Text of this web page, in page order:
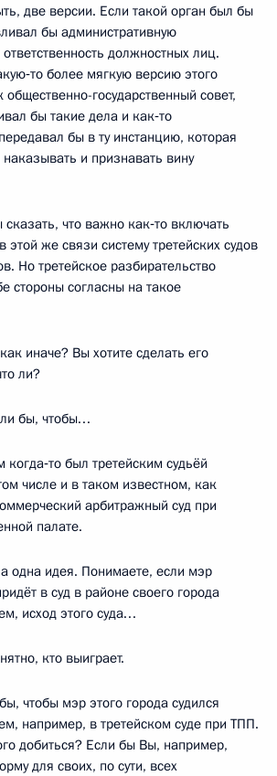
две версии. Если такой орган был бы
бы административную
должностных лиц.
более мягкую версию этого
государственный совет,
бы такие дела и как‑то
бы в ту инстанцию, которая
и признавать вину
что важно как‑то включать
этой же связи систему третейских судов
Но третейское разбирательство
стороны согласны на такое
иначе? Вы хотите сделать его
ли?
бы, чтобы…
когда‑то был третейским судьёй
числе и в таком известном, как
арбитражный суд при
палате.
одна идея. Понимаете, если мэр
в суд в районе своего города
исход этого суда…
кто выиграет.
чтобы мэр этого города судился
например, в третейском суде при ТПП.
добиться? Если бы Вы, например,
для своих, по сути, всех